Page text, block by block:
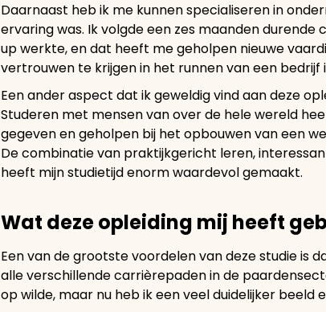
Daarnaast heb ik me kunnen specialiseren in
ervaring was. Ik volgde een zes maanden durende
up werkte, en dat heeft me geholpen nieuwe
vertrouwen te krijgen in het runnen van een
Een ander aspect dat ik geweldig vind aan deze
Studeren met mensen van over de hele wereld
gegeven en geholpen bij het opbouwen van een
De combinatie van praktijkgericht leren,
heeft mijn studietijd enorm waardevol gemaakt.
Wat deze opleiding mij heeft
Een van de grootste voordelen van deze studie is
alle verschillende carrièrepaden in de
op wilde, maar nu heb ik een veel duidelijker beeld